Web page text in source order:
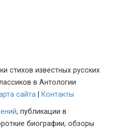
стихов известных русских
в Антологии
сайта
Контакты
, публикации в
биографии, обзоры